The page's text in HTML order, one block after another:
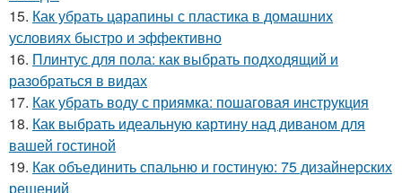
15. Как убрать царапины с пластика в домашних
условиях быстро и эффективно
16. Плинтус для пола: как выбрать подходящий и
разобраться в видах
17. Как убрать воду с приямка: пошаговая инструкция
18. Как выбрать идеальную картину над диваном для
вашей гостиной
19. Как объединить спальню и гостиную: 75 дизайнерских
решений